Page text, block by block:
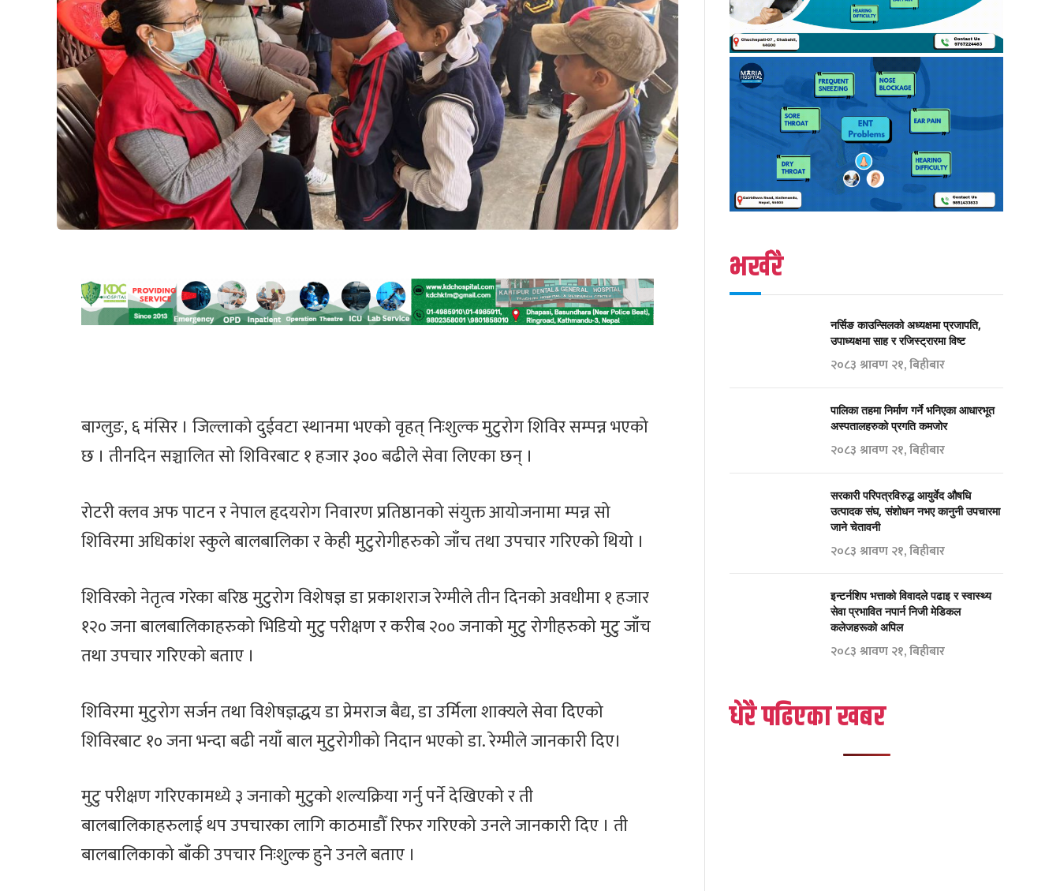
बाग्लुङ, ६ मंसिर । जिल्लाको दुईवटा स्थानमा भएको वृहत् निःशुल्क मुटुरोग शिविर सम्पन्न भएको
छ । तीनदिन सञ्चालित सो शिविरबाट १ हजार ३०० बढीले सेवा लिएका छन् ।
रोटरी क्लव अफ पाटन र नेपाल हृदयरोग निवारण प्रतिष्ठानको संयुक्त आयोजनामा म्पन्न सो
शिविरमा अधिकांश स्कुले बालबालिका र केही मुटुरोगीहरुको जाँच तथा उपचार गरिएको थियो ।
शिविरको नेतृत्व गरेका बरिष्ठ मुटुरोग विशेषज्ञ डा प्रकाशराज रेग्मीले तीन दिनको अवधीमा १ हजार
१२० जना बालबालिकाहरुको भिडियो मुटु परीक्षण र करीब २०० जनाको मुटु रोगीहरुको मुटु जाँच
तथा उपचार गरिएको बताए ।
शिविरमा मुटुरोग सर्जन तथा विशेषज्ञद्धय डा प्रेमराज बैद्य, डा उर्मिला शाक्यले सेवा दिएको
शिविरबाट १० जना भन्दा बढी नयाँ बाल मुटुरोगीको निदान भएको डा. रेग्मीले जानकारी दिए।
मुटु परीक्षण गरिएकामध्ये ३ जनाको मुटुको शल्यक्रिया गर्नु पर्ने देखिएको र ती
बालबालिकाहरुलाई थप उपचारका लागि काठमाडौँ रिफर गरिएको उनले जानकारी दिए । ती
बालबालिकाको बाँकी उपचार निःशुल्क हुने उनले बताए ।
भर्खरै
नर्सिङ काउन्सिलको अध्यक्षमा प्रजापति,
उपाध्यक्षमा साह र रजिस्ट्रारमा विष्ट
२०८३ श्रावण २१, बिहीबार
पालिका तहमा निर्माण गर्ने भनिएका आधारभूत
अस्पतालहरुको प्रगति कमजोर
२०८३ श्रावण २१, बिहीबार
सरकारी परिपत्रविरुद्ध आयुर्वेद औषधि
उत्पादक संघ, संशोधन नभए कानुनी उपचारमा
जाने चेतावनी
२०८३ श्रावण २१, बिहीबार
इन्टर्नशिप भत्ताको विवादले पढाइ र स्वास्थ्य
सेवा प्रभावित नपार्न निजी मेडिकल
कलेजहरूको अपिल
२०८३ श्रावण २१, बिहीबार
धेरै पढिएका खबर